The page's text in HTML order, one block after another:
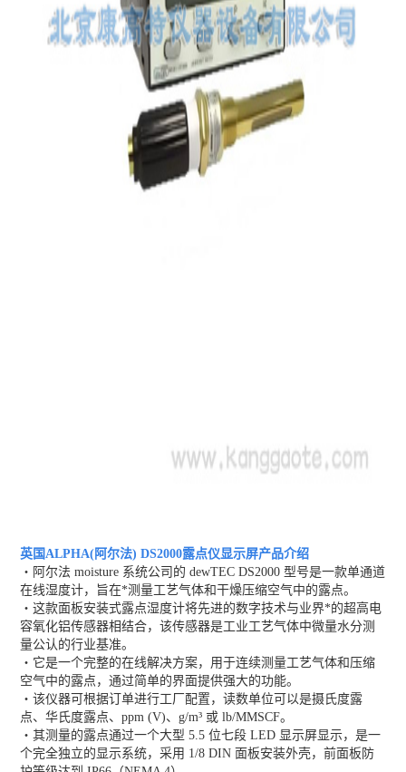
英国ALPHA(阿尔法) DS2000露点仪显示屏产品介绍
・阿尔法 moisture 系统公司的 dewTEC DS2000 型号是一款单通道
在线湿度计，旨在*测量工艺气体和干燥压缩空气中的露点。
・这款面板安装式露点湿度计将先进的数字技术与业界*的超高电
容氧化铝传感器相结合，该传感器是工业工艺气体中微量水分测
量公认的行业基准。
・它是一个完整的在线解决方案，用于连续测量工艺气体和压缩
空气中的露点，通过简单的界面提供强大的功能。
・该仪器可根据订单进行工厂配置，读数单位可以是摄氏度露
点、华氏度露点、ppm (V)、g/m³ 或 lb/MMSCF。
・其测量的露点通过一个大型 5.5 位七段 LED 显示屏显示，是一
个完全独立的显示系统，采用 1/8 DIN 面板安装外壳，前面板防